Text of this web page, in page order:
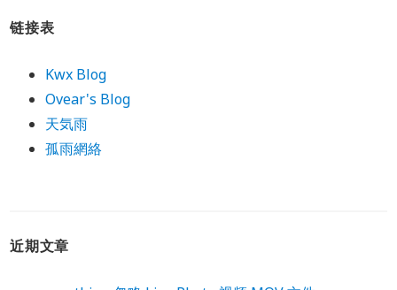
链接表
Kwx Blog
Ovear's Blog
天気雨
孤雨網絡
近期文章